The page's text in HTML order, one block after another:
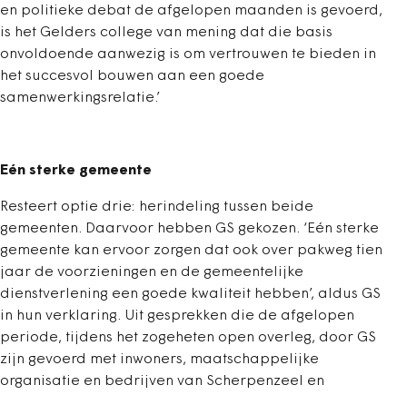
en politieke debat de afgelopen maanden is gevoerd,
is het Gelders college van mening dat die basis
onvoldoende aanwezig is om vertrouwen te bieden in
het succesvol bouwen aan een goede
samenwerkingsrelatie.’
Eén sterke gemeente
Resteert optie drie: herindeling tussen beide
gemeenten. Daarvoor hebben GS gekozen. ‘Eén sterke
gemeente kan ervoor zorgen dat ook over pakweg tien
jaar de voorzieningen en de gemeentelijke
dienstverlening een goede kwaliteit hebben’, aldus GS
in hun verklaring. Uit gesprekken die de afgelopen
periode, tijdens het zogeheten open overleg, door GS
zijn gevoerd met inwoners, maatschappelijke
organisatie en bedrijven van Scherpenzeel en